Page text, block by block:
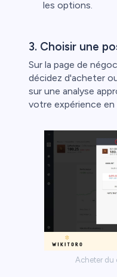
les options.
3. Choisir une
Sur la page de
décidez d'acheter
sur une analyse
votre expérience en
Acheter du